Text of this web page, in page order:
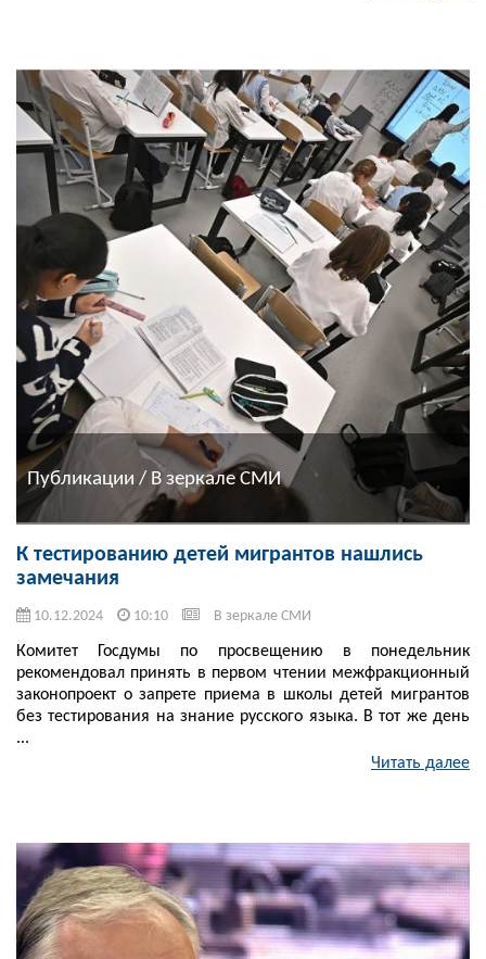
Публикации / В зеркале СМИ
К тестированию детей мигрантов нашлись
замечания
10.12.2024 10:10 В зеркале СМИ
Комитет Госдумы по просвещению в понедельник
рекомендовал принять в первом чтении межфракционный
законопроект о запрете приема в школы детей мигрантов
без тестирования на знание русского языка. В тот же день
...
Читать далее